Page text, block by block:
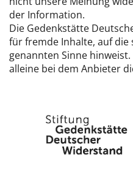
der Information.
Die Gedenkstätte
für fremde Inhalte, auf die
genannten Sinne
alleine bei dem Anbieter